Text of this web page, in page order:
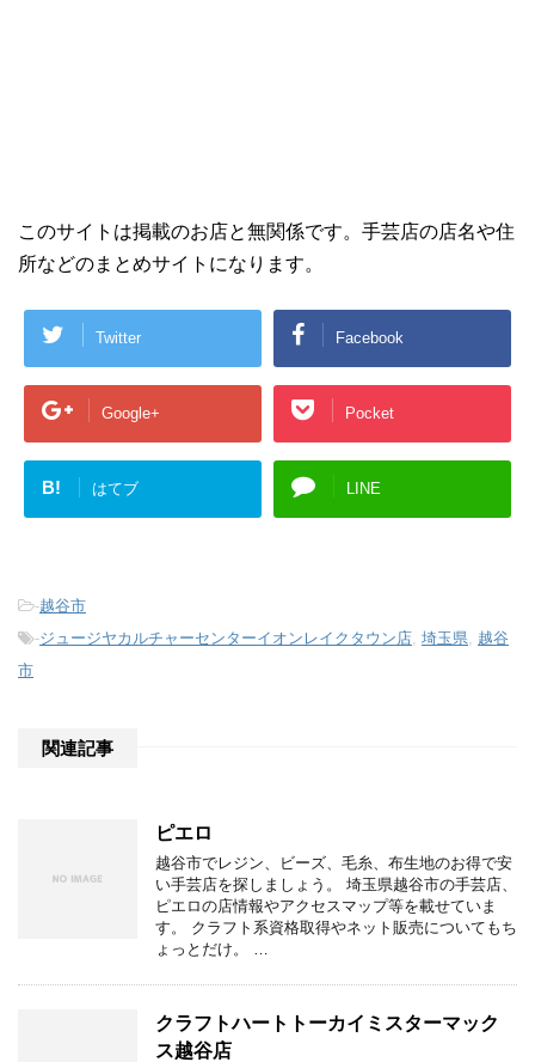
このサイトは掲載のお店と無関係です。手芸店の店名や住
所などのまとめサイトになります。
Twitter Facebook
Google+ Pocket
B! はてブ LINE
-越谷市
-ジュージヤカルチャーセンターイオンレイクタウン店 埼玉県
越谷
市
関連記事
ピエロ
越谷市でレジン、ビーズ、毛糸、布生地のお得で安
い手芸店を探しましょう。 埼玉県越谷市の手芸店、
ピエロの店情報やアクセスマップ等を載せていま
す。 クラフト系資格取得やネット販売についてもち
ょっとだけ。 …
クラフトハートトーカイミスターマック
ス越谷店